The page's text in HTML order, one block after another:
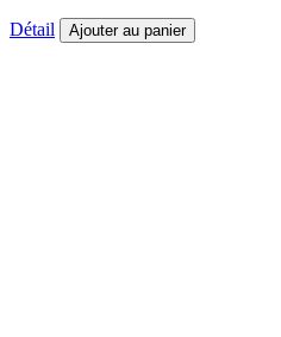
Détail Ajouter au panier